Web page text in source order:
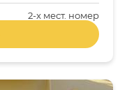
2-x мест. номер